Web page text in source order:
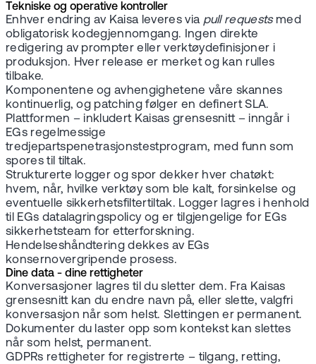
Tekniske og operative kontroller
Enhver endring av Kaisa leveres via pull requestsmed
obligatorisk kodegjennomgang. Ingen direkte
redigering av prompter eller verktøydefinisjoner i
produksjon. Hver release er merket og kan rulles
tilbake.
Komponentene og avhengighetene våre skannes
kontinuerlig, og patching følger en definert SLA.
Plattformen – inkludert Kaisas grensesnitt – inngår i
EGs regelmessige
tredjepartspenetrasjonstestprogram, med funn som
spores til tiltak.
Strukturerte logger og spor dekker hver chatøkt:
hvem, når, hvilke verktøy som ble kalt, forsinkelse og
eventuelle sikkerhetsfiltertiltak. Logger lagres i henhold
til EGs datalagringspolicy og er tilgjengelige for EGs
sikkerhetsteam for etterforskning.
Hendelseshåndtering dekkes av EGs
konsernovergripende prosess.
Dine data - dine rettigheter
Konversasjoner lagres til du sletter dem. Fra Kaisas
grensesnitt kan du endre navn på, eller slette, valgfri
konversasjon når som helst. Slettingen er permanent.
Dokumenter du laster opp som kontekst kan slettes
når som helst, permanent.
GDPRs rettigheter for registrerte – tilgang, retting,